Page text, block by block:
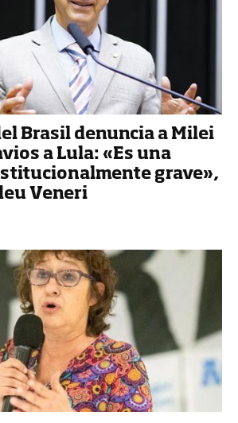
Brasil denuncia a Milei
a Lula: «Es una
grave»,
Veneri